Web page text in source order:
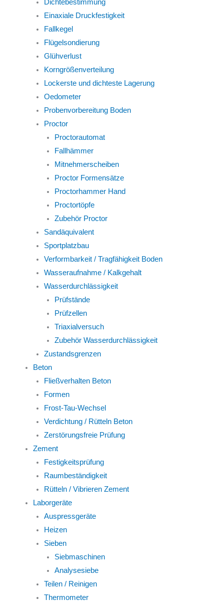
Dichtebestimmung
Einaxiale Druckfestigkeit
Fallkegel
Flügelsondierung
Glühverlust
Korngrößenverteilung
Lockerste und dichteste Lagerung
Oedometer
Probenvorbereitung Boden
Proctor
Proctorautomat
Fallhämmer
Mitnehmerscheiben
Proctor Formensätze
Proctorhammer Hand
Proctortöpfe
Zubehör Proctor
Sandäquivalent
Sportplatzbau
Verformbarkeit / Tragfähigkeit Boden
Wasseraufnahme / Kalkgehalt
Wasserdurchlässigkeit
Prüfstände
Prüfzellen
Triaxialversuch
Zubehör Wasserdurchlässigkeit
Zustandsgrenzen
Beton
Fließverhalten Beton
Formen
Frost-Tau-Wechsel
Verdichtung / Rütteln Beton
Zerstörungsfreie Prüfung
Zement
Festigkeitsprüfung
Raumbeständigkeit
Rütteln / Vibrieren Zement
Laborgeräte
Auspressgeräte
Heizen
Sieben
Siebmaschinen
Analysesiebe
Teilen / Reinigen
Thermometer